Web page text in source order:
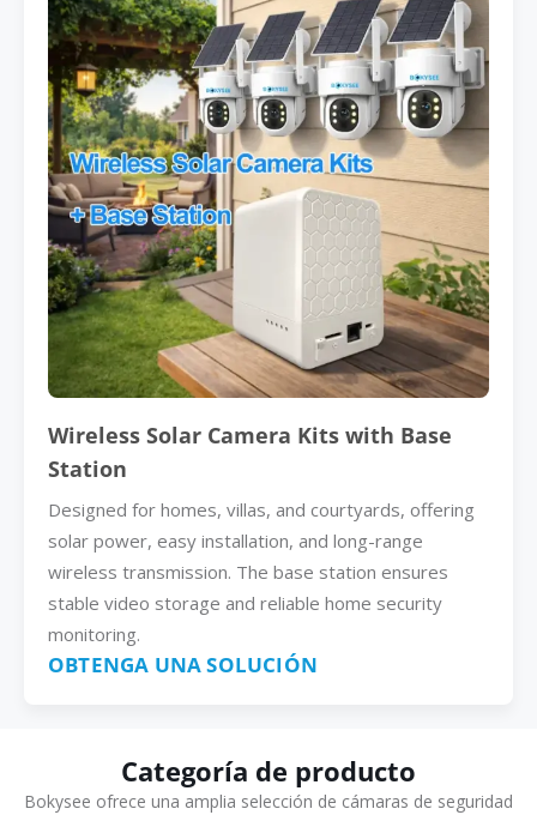
Wireless Solar Camera Kits with Base
Station
Designed for homes, villas, and courtyards, offering
solar power, easy installation, and long-range
wireless transmission. The base station ensures
stable video storage and reliable home security
monitoring.
OBTENGA UNA SOLUCIÓN
Categoría de producto
Bokysee ofrece una amplia selección de cámaras de seguridad